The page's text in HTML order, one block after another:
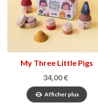
My Three Little Pigs
34,00 €
Afficher plus